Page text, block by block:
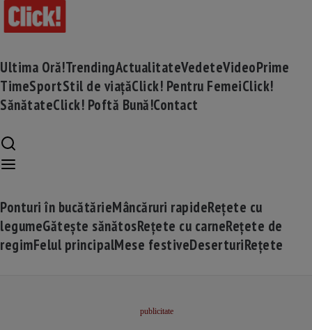
Ultima Oră!TrendingActualitateVedeteVideoPrime
TimeSportStil de viațăClick! Pentru FemeiClick!
SănătateClick! Poftă Bună!Contact
Ponturi în bucătărieMâncăruri rapideRețete cu
legumeGătește sănătosRețete cu carneRețete de
regimFelul principalMese festiveDeserturiRețete